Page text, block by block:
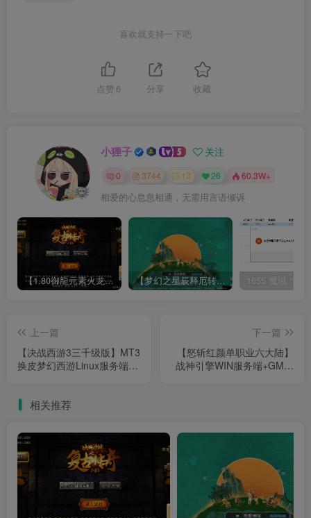
喜欢就支持一下吧
点赞 6 分享 收藏
小狸子 关注
0 3744 13 26 60.3W+
相爱的心息息相通，无需用言语倾诉
【1.80御龍元素火龙[摸摸登陆器]】战神引擎WIN服务端+GM工具+充值后台+双端+架设教程 【梦幻之星辰释厄转尊享挂机版】MT3换皮梦幻西游Linux服务端+GM后台+双端+源码+架设教程
上一篇
【决战西游3三千级版】MT3
换皮梦幻西游Linux服务端
下一篇
【怒斩红颜单职业六大陆】
战神引擎WIN服务端+GM工
相关推荐